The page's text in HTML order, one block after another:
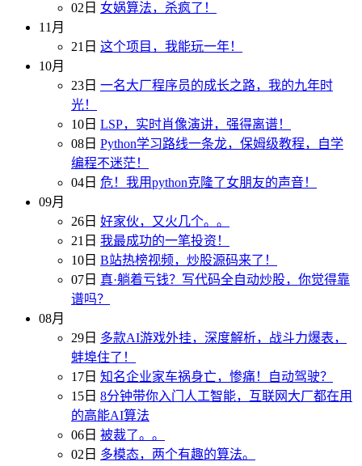
02日 女娲算法，杀疯了！
11月
21日 这个项目，我能玩一年！
10月
23日 一名大厂程序员的成长之路，我的九年时
光！
10日 LSP，实时肖像演讲，强得离谱！
08日 Python学习路线一条龙，保姆级教程，自学
编程不迷茫！
04日 危！我用python克隆了女朋友的声音！
09月
26日 好家伙，又火几个。。
21日 我最成功的一笔投资！
10日 B站热榜视频，炒股源码来了！
07日 真·躺着亏钱？写代码全自动炒股，你觉得靠
谱吗？
08月
29日 多款AI游戏外挂，深度解析，战斗力爆表，
蚌埠住了！
17日 知名企业家车祸身亡，惨痛！自动驾驶？
15日 8分钟带你入门人工智能，互联网大厂都在用
的高能AI算法
06日 被裁了。。
02日 多模态，两个有趣的算法。